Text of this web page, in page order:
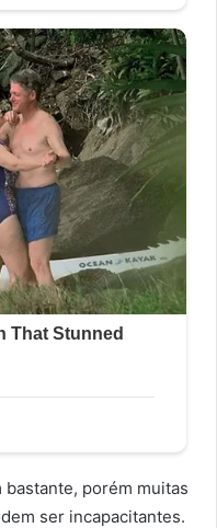
bastante, porém muitas
ser incapacitantes.